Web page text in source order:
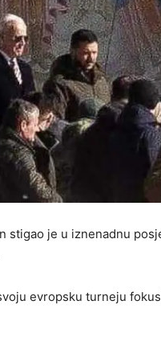
stigao je u iznenadnu
evropsku turneju